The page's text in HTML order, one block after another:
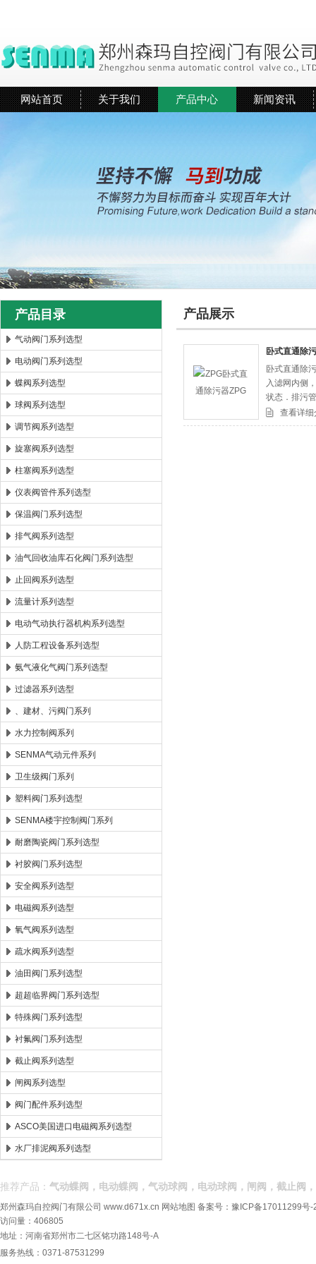
郑州森玛自控阀门有限公司
网站首页 关于我们 产品中心 新闻资讯
产品目录
气动阀门系列选型
电动阀门系列选型
蝶阀系列选型
球阀系列选型
调节阀系列选型
旋塞阀系列选型
柱塞阀系列选型
仪表阀管件系列选型
保温阀门系列选型
排气阀系列选型
油气回收油库石化阀门系列选型
止回阀系列选型
流量计系列选型
电动气动执行器机构系列选型
人防工程设备系列选型
氨气液化气阀门系列选型
过滤器系列选型
、建材、污阀门系列
水力控制阀系列
SENMA气动元件系列
卫生级阀门系列
塑料阀门系列选型
SENMA楼宇控制阀门系列
耐磨陶瓷阀门系列选型
衬胶阀门系列选型
安全阀系列选型
电磁阀系列选型
氧气阀系列选型
疏水阀系列选型
油田阀门系列选型
超超临界阀门系列选型
特殊阀门系列选型
衬氟阀门系列选型
截止阀系列选型
闸阀系列选型
阀门配件系列选型
ASCO美国进口电磁阀系列选型
水厂排泥阀系列选型
产品展示
卧式直通除
卧式直通除
入滤网内侧
状态．排污
冲作用，将
查看详细
推荐产品： 气动蝶阀，电动蝶阀，气动球阀，电动球阀，闸阀，截止阀
郑州森玛自控阀门有限公司 www.d671x.cn 网站地图 备案号： 豫ICP备17011299号-
访问量：406805
地址：河南省郑州市二七区铭功路148号-A
服务热线：0371-87531299